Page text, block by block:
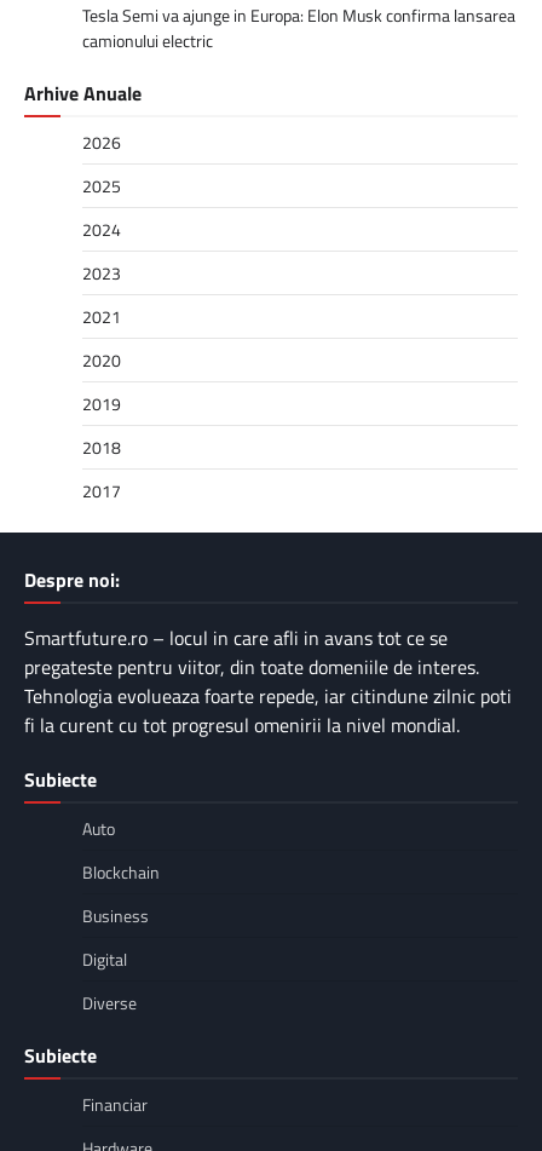
Tesla Semi va ajunge in Europa: Elon Musk confirma lansarea
camionului electric
Arhive Anuale
2026
2025
2024
2023
2021
2020
2019
2018
2017
Despre noi:
Smartfuture.ro – locul in care afli in avans tot ce se
pregateste pentru viitor, din toate domeniile de interes.
Tehnologia evolueaza foarte repede, iar citindune zilnic poti
fi la curent cu tot progresul omenirii la nivel mondial.
Subiecte
Auto
Blockchain
Business
Digital
Diverse
Subiecte
Financiar